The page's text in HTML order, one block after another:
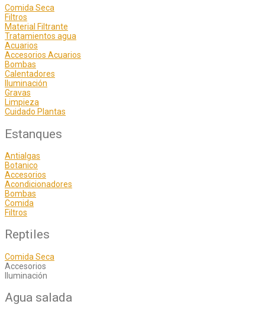
Comida Seca
Filtros
Material Filtrante
Tratamientos agua
Acuarios
Accesorios Acuarios
Bombas
Calentadores
Iluminación
Gravas
Limpieza
Cuidado Plantas
Estanques
Antialgas
Botanico
Accesorios
Acondicionadores
Bombas
Comida
Filtros
Reptiles
Comida Seca
Accesorios
Iluminación
Agua salada